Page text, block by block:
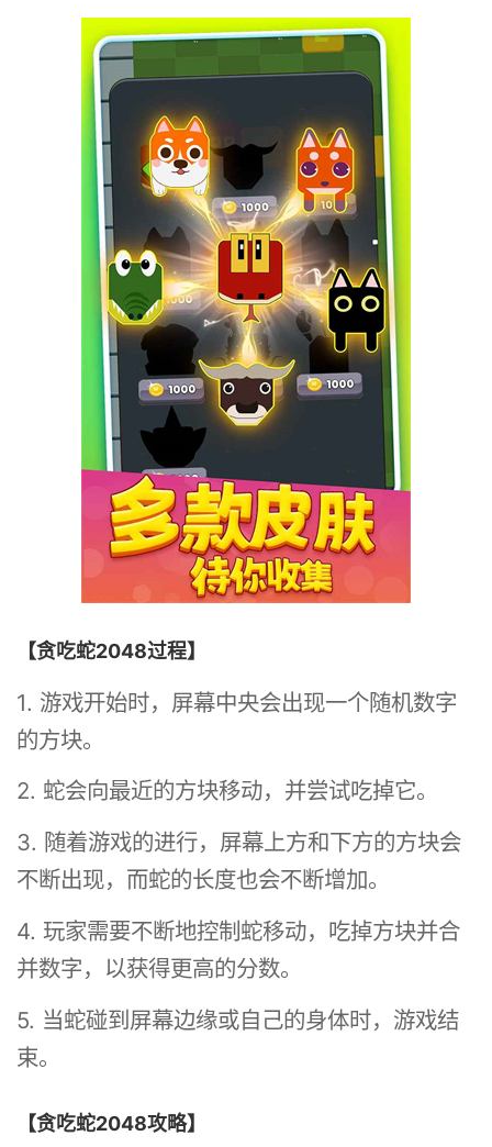
【贪吃蛇2048过程】
1. 游戏开始时，屏幕中央会出现一个随机数字
的方块。
2. 蛇会向最近的方块移动，并尝试吃掉它。
3. 随着游戏的进行，屏幕上方和下方的方块会
不断出现，而蛇的长度也会不断增加。
4. 玩家需要不断地控制蛇移动，吃掉方块并合
并数字，以获得更高的分数。
5. 当蛇碰到屏幕边缘或自己的身体时，游戏结
束。
【贪吃蛇2048攻略】